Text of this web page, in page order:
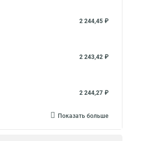
2 244,45 ₽
2 243,42 ₽
2 244,27 ₽
Показать больше